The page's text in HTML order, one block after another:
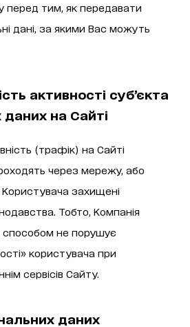
перед тим, як передавати
дані, за якими Вас можуть
активності суб’єкта
на Сайті
(трафік) на Сайті
через мережу, або
захищені
Тобто, Компанія
не порушує
користувача при
сервісів Сайту.
даних